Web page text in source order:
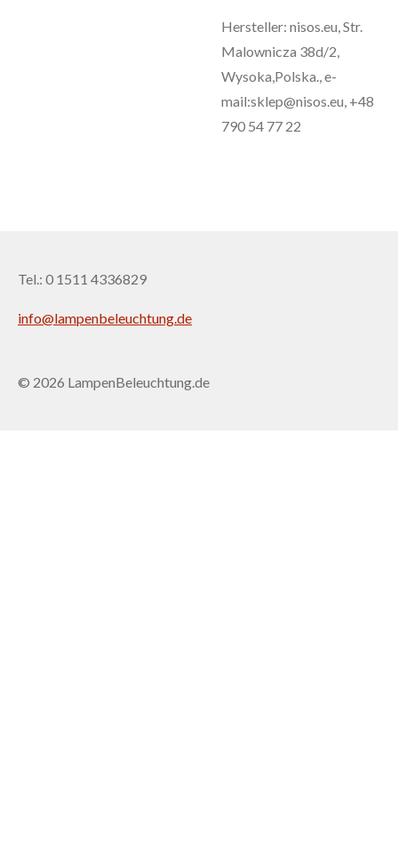
Hersteller: nisos.eu, Str.
Malownicza 38d/2,
Wysoka,Polska., e-
mail:sklep@nisos.eu, +48
790 54 77 22
Tel.: 0 1511 4336829
info@lampenbeleuchtung.de
© 2026 LampenBeleuchtung.de